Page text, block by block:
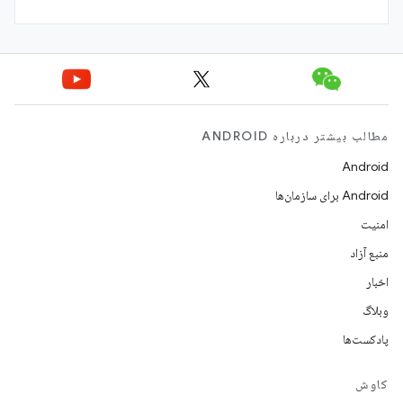
مطالب بیشتر درباره ANDROID
Android
Android برای سازمان‌ها
امنیت
منبع آزاد
اخبار
وبلاگ
پادکست‌ها
کاوش